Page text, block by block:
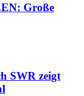
Große
SWR zeigt